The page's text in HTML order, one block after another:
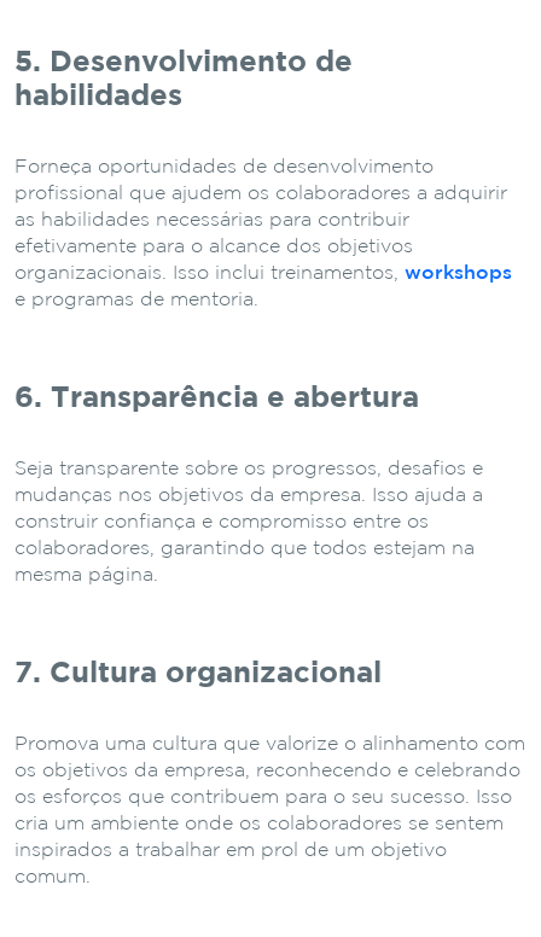
5. Desenvolvimento de
habilidades
Forneça oportunidades de desenvolvimento
profissional que ajudem os colaboradores a adquirir
as habilidades necessárias para contribuir
efetivamente para o alcance dos objetivos
organizacionais. Isso inclui treinamentos, workshops
e programas de mentoria.
6. Transparência e abertura
Seja transparente sobre os progressos, desafios e
mudanças nos objetivos da empresa. Isso ajuda a
construir confiança e compromisso entre os
colaboradores, garantindo que todos estejam na
mesma página.
7. Cultura organizacional
Promova uma cultura que valorize o alinhamento com
os objetivos da empresa, reconhecendo e celebrando
os esforços que contribuem para o seu sucesso. Isso
cria um ambiente onde os colaboradores se sentem
inspirados a trabalhar em prol de um objetivo
comum.